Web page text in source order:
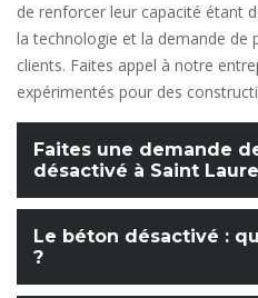
de renforcer leur capacité étant
la technologie et la demande de
clients. Faites appel à notre
expérimentés pour des
Faites une demande
désactivé à Saint
Le béton désactivé :
?